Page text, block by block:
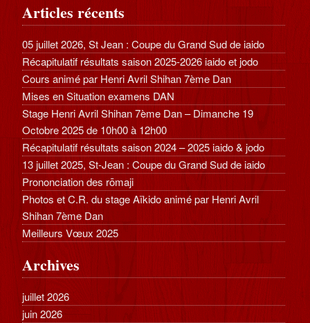
Articles récents
05 juillet 2026, St Jean : Coupe du Grand Sud de iaido
Récapitulatif résultats saison 2025-2026 iaido et jodo
Cours animé par Henri Avril Shihan 7ème Dan
Mises en Situation examens DAN
Stage Henri Avril Shihan 7ème Dan – Dimanche 19
Octobre 2025 de 10h00 à 12h00
Récapitulatif résultats saison 2024 – 2025 iaido & jodo
13 juillet 2025, St-Jean : Coupe du Grand Sud de iaido
Prononciation des rōmaji
Photos et C.R. du stage Aïkido animé par Henri Avril
Shihan 7ème Dan
Meilleurs Vœux 2025
Archives
juillet 2026
juin 2026